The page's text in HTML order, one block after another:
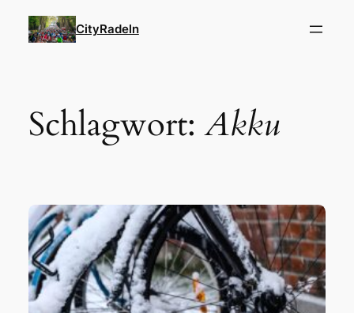
Inhalt
CityRadeln
Schlagwort:Akku